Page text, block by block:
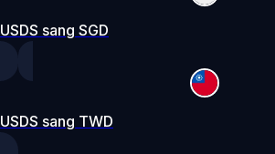
USDS sang SGD
USDS sang TWD